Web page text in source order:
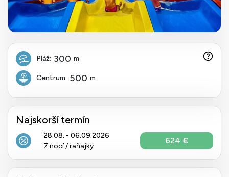
Pláž: 300 m
Centrum: 500 m
Najskorší termín
28.08. - 06.09.2026
7 nocí / raňajky
624 €